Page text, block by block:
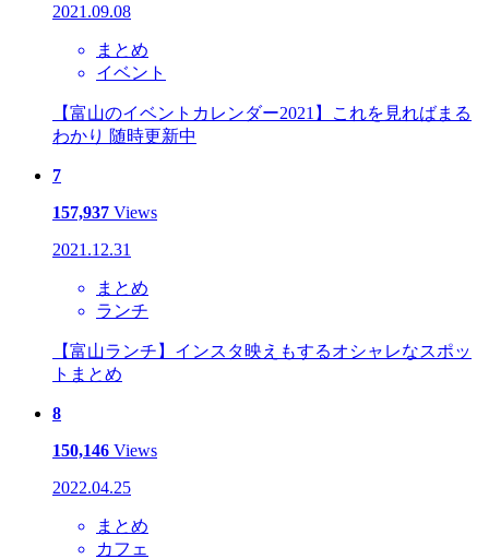
2021.09.08
まとめ
イベント
【富山のイベントカレンダー2021】これを見ればまる
わかり 随時更新中
7
157,937 Views
2021.12.31
まとめ
ランチ
【富山ランチ】インスタ映えもするオシャレなスポッ
トまとめ
8
150,146 Views
2022.04.25
まとめ
カフェ